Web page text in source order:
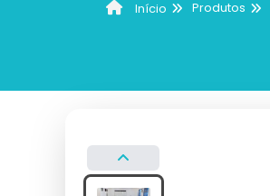
Início Produtos